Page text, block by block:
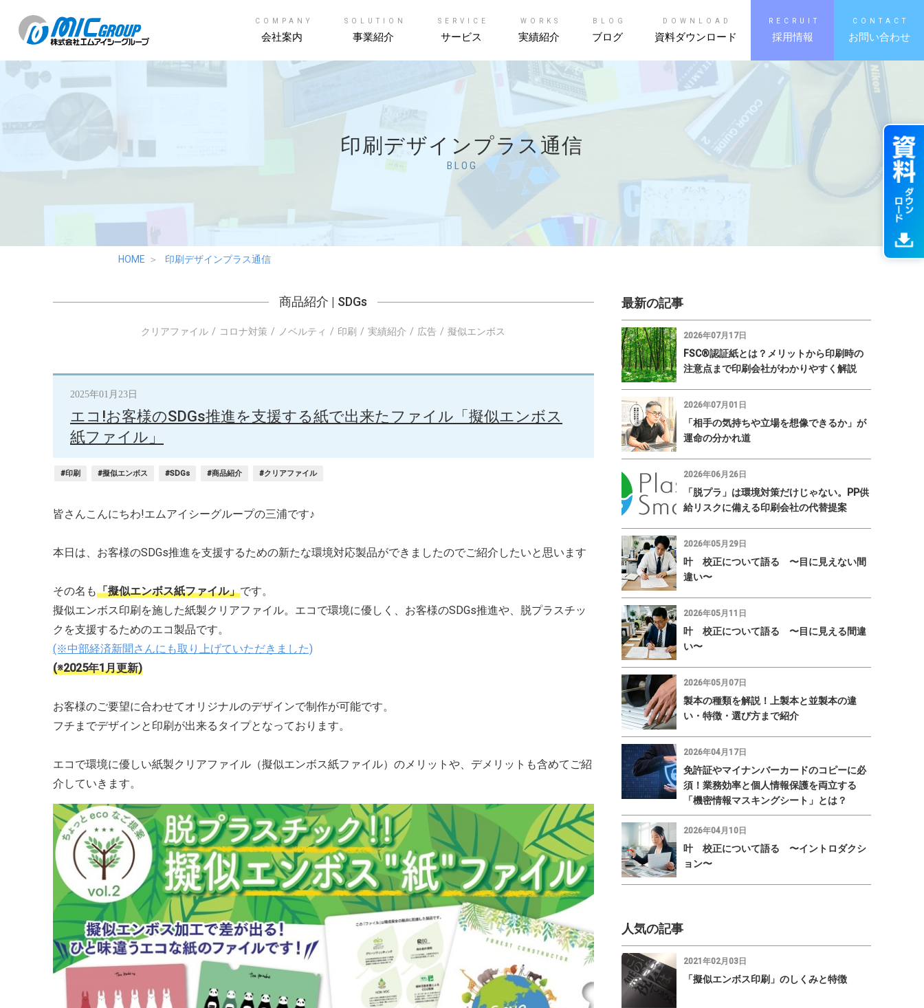
COMPANY
会社案内
SOLUTION
事業紹介
SERVICE
サービス
WORKS
実績紹介
BLOG
ブログ
DOWNLOAD
資料ダウンロード
RECRUIT
採用情報
CONTACT
お問い合わせ
印刷デザインプラス通信
BLOG
HOME 印刷デザインプラス通信
商品紹介 | SDGs
クリアファイル コロナ対策 ノベルティ 印刷 実績紹介 広告 擬似エンボス
2025年01月23日
エコ!お客様のSDGs推進を支援する紙で出来たファイル「擬似エンボス
紙ファイル」
#印刷 #擬似エンボス #SDGs #商品紹介 #クリアファイル
皆さんこんにちわ!エムアイシーグループの三浦です♪
本日は、お客様のSDGs推進を支援するための新たな環境対応製品ができましたのでご紹介したいと思います
その名も「擬似エンボス紙ファイル」です。
擬似エンボス印刷を施した紙製クリアファイル。エコで環境に優しく、お客様のSDGs推進や、脱プラスチッ
クを支援するためのエコ製品です。
(※中部経済新聞さんにも取り上げていただきました)
(※2025年1月更新)
お客様のご要望に合わせてオリジナルのデザインで制作が可能です。
フチまでデザインと印刷が出来るタイプとなっております。
エコで環境に優しい紙製クリアファイル（擬似エンボス紙ファイル）のメリットや、デメリットも含めてご紹
介していきます。
最新の記事
2026年07月17日
FSC®認証紙とは？メリットから印刷時の
注意点まで印刷会社がわかりやすく解説
2026年07月01日
「相手の気持ちや立場を想像できるか」が
運命の分かれ道
2026年06月26日
「脱プラ」は環境対策だけじゃない。PP供
給リスクに備える印刷会社の代替提案
2026年05月29日
叶 校正について語る 〜目に見えない間
違い〜
2026年05月11日
叶 校正について語る 〜目に見える間違
い〜
2026年05月07日
製本の種類を解説！上製本と並製本の違
い・特徴・選び方まで紹介
2026年04月17日
免許証やマイナンバーカードのコピーに必
須！業務効率と個人情報保護を両立する
「機密情報マスキングシート」とは？
2026年04月10日
叶 校正について語る 〜イントロダクシ
ョン〜
人気の記事
2021年02月03日
「擬似エンボス印刷」のしくみと特徴